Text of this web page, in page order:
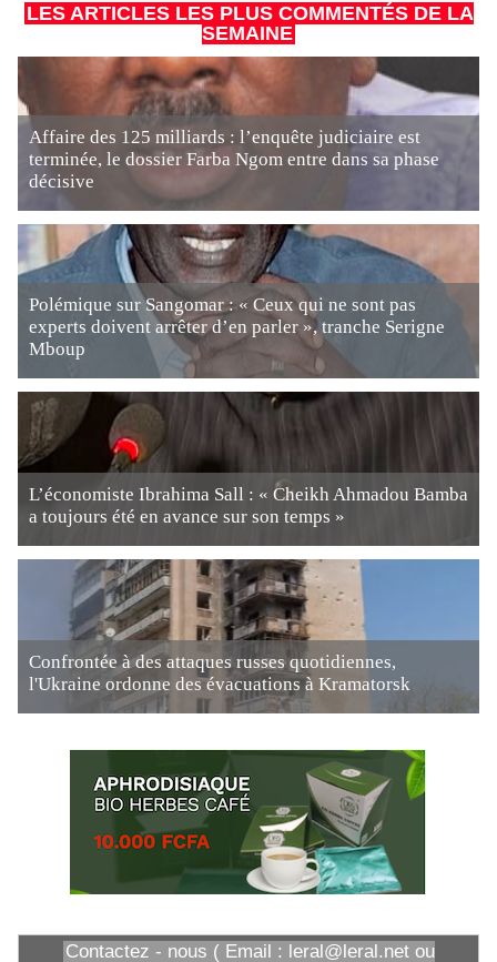
LES ARTICLES LES PLUS COMMENTÉS DE LA
SEMAINE
Affaire des 125 milliards : l’enquête judiciaire est
terminée, le dossier Farba Ngom entre dans sa phase
décisive
Polémique sur Sangomar : « Ceux qui ne sont pas
experts doivent arrêter d’en parler », tranche Serigne
Mboup
L’économiste Ibrahima Sall : « Cheikh Ahmadou Bamba
a toujours été en avance sur son temps »
Confrontée à des attaques russes quotidiennes,
l'Ukraine ordonne des évacuations à Kramatorsk
Contactez - nous ( Email : leral@leral.net ou